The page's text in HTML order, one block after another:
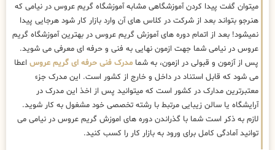
میتوان گفت پیدا کردن آموزشگاهی مشابه آموزشگاه گریم عروس در نیامی که
هنرجو بتواند بعد از شرکت در کلاس های آن وارد بازار کار شود هرجایی پیدا
نمیشود! بعد از اتمام دوره های آموزش گریم عروس در بهترین آموزشگاه گریم
عروس در نیامی شما جهت ازمون نهایی به فنی و حرفه ای معرفی می شوید.
پس از آزمون و قبولی در ازمون، به شما مدرک فنی حرفه ای گریم عروس اعطا
می شود که قابل استناد در داخل و خارج از کشور است. این مدرک جزء
معتبرترین مدارک در کشور است که میتوانید پس از اخذ این مدرک در
آرایشگاه یا سالن زیبایی مرتبط با رشته تخصصی خود مشغول به کار شوید.
لازم به ذکر است شما با گذراندن دوره های اموزش گریم عروس در نیامی می
توانید آمادگی کامل برای ورود به بازار کار را کسب کنید.